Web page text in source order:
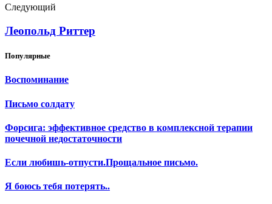
Следующий
Леопольд Риттер
Популярные
Воспоминание
Письмо солдату
Форсига: эффективное средство в комплексной терапии
почечной недостаточности
Если любишь-отпусти.Прощальное письмо.
Я боюсь тебя потерять..